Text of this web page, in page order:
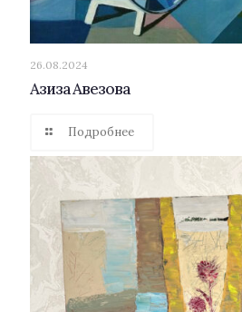
26.08.2024
Азиза Авезова
Подробнее